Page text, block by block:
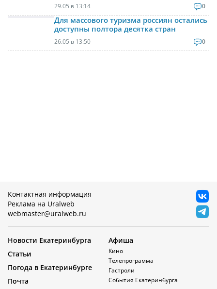
29.05 в 13:14 0
Для массового туризма россиян остались
доступны полтора десятка стран
26.05 в 13:50 0
Контактная информация
Реклама на Uralweb
webmaster@uralweb.ru
Новости Екатеринбурга
Статьи
Погода в Екатеринбурге
Почта
Афиша
Кино
Телепрограмма
Гастроли
События Екатеринбурга